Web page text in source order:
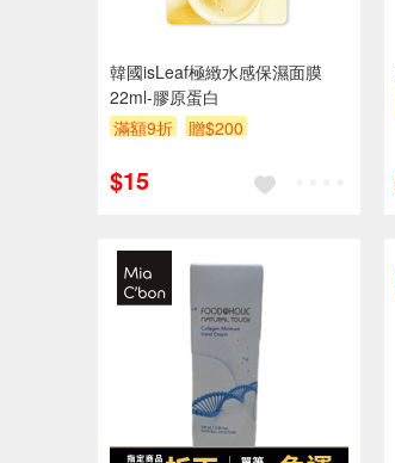
韓國isLeaf極緻水感保濕面膜
22ml-膠原蛋白
滿額9折
贈$200
$15